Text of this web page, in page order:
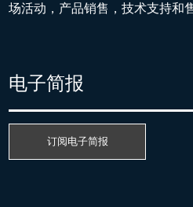
场活动，产品销售，技术支持和
电子简报
订阅电子简报